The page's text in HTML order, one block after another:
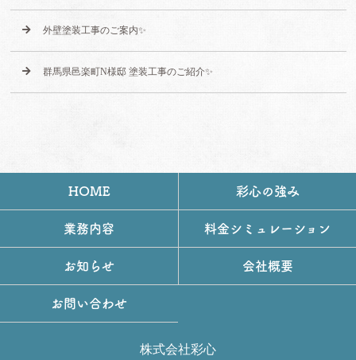
外壁塗装工事のご案内✨
群馬県邑楽町N様邸 塗装工事のご紹介✨
HOME 彩心の強み
業務内容 料金シミュレーション
お知らせ 会社概要
お問い合わせ
株式会社彩心